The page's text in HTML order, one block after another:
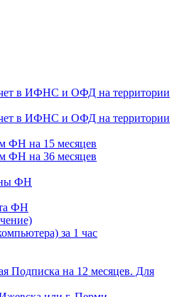
в ИФНС и ОФД на территории
в ИФНС и ОФД на территории
ФН на 15 месяцев
ФН на 36 месяцев
ФН
ФН
за 1 час
Подписка на 12 месяцев. Для